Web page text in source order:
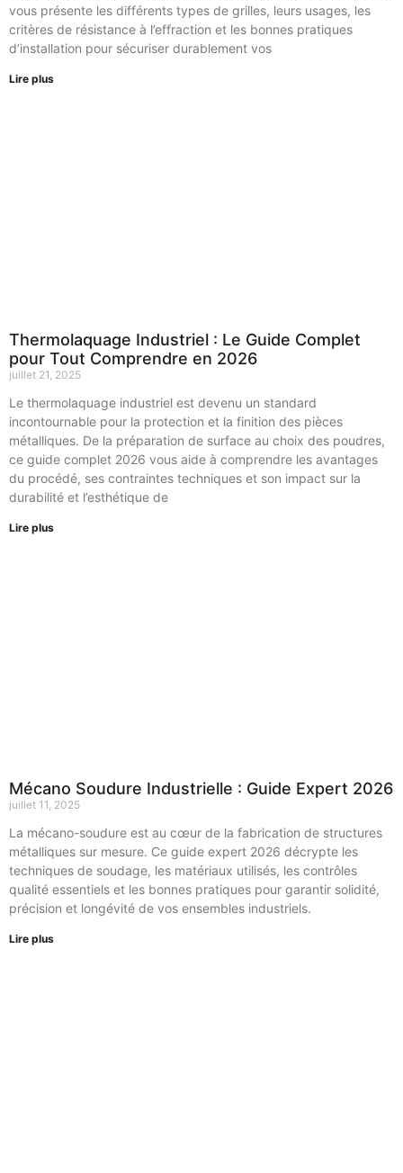
vous présente les différents types de grilles, leurs usages, les
critères de résistance à l’effraction et les bonnes pratiques
d’installation pour sécuriser durablement vos
Lire plus
Thermolaquage Industriel : Le Guide Complet
pour Tout Comprendre en 2026
juillet 21, 2025
Le thermolaquage industriel est devenu un standard
incontournable pour la protection et la finition des pièces
métalliques. De la préparation de surface au choix des poudres,
ce guide complet 2026 vous aide à comprendre les avantages
du procédé, ses contraintes techniques et son impact sur la
durabilité et l’esthétique de
Lire plus
Mécano Soudure Industrielle : Guide Expert 2026
juillet 11, 2025
La mécano-soudure est au cœur de la fabrication de structures
métalliques sur mesure. Ce guide expert 2026 décrypte les
techniques de soudage, les matériaux utilisés, les contrôles
qualité essentiels et les bonnes pratiques pour garantir solidité,
précision et longévité de vos ensembles industriels.
Lire plus